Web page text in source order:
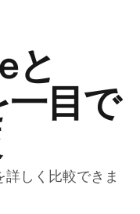
と
目で
しく比較できま